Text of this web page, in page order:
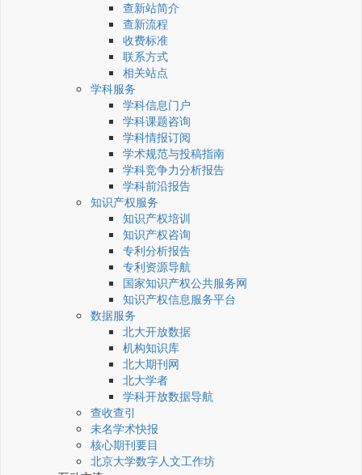
查新站简介
查新流程
收费标准
联系方式
相关站点
学科服务
学科信息门户
学科课题咨询
学科情报订阅
学术规范与投稿指南
学科竞争力分析报告
学科前沿报告
知识产权服务
知识产权培训
知识产权咨询
专利分析报告
专利资源导航
国家知识产权公共服务网
知识产权信息服务平台
数据服务
北大开放数据
机构知识库
北大期刊网
北大学者
学科开放数据导航
查收查引
未名学术快报
核心期刊要目
北京大学数字人文工作坊